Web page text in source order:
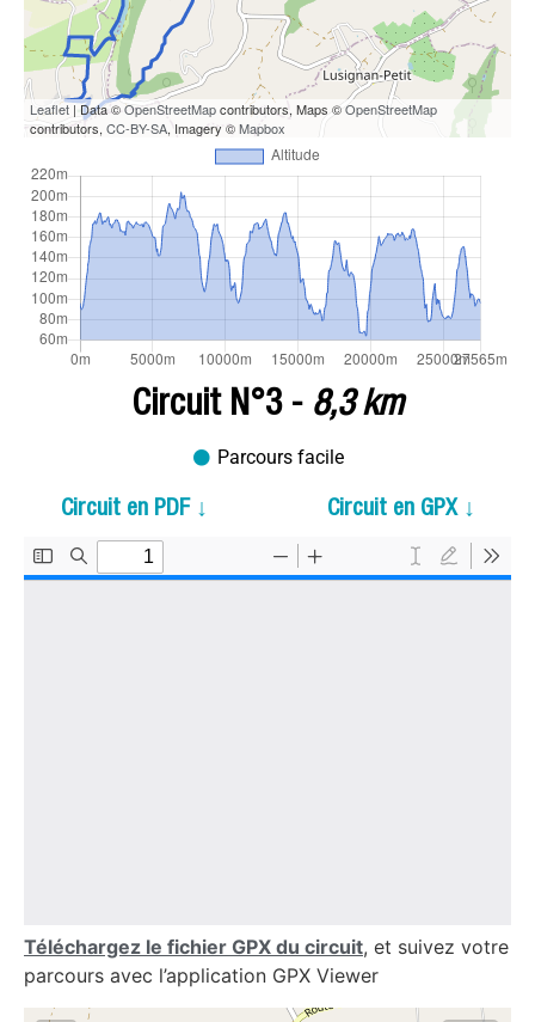
Leaflet| Data ©OpenStreetMapcontributors, Maps ©OpenStreetMap
contributors, CC-BY-SA, Imagery ©Mapbox
Circuit N°3 - 8,3 km
Parcours facile
Circuit en PDF ↓ Circuit en GPX ↓
Téléchargez le fichier GPX du circuit, et suivez votre
parcours avec l’application GPX Viewer